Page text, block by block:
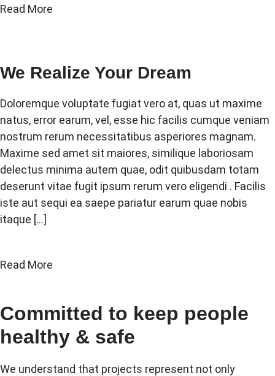
Read More
We Realize Your Dream
Doloremque voluptate fugiat vero at, quas ut maxime
natus, error earum, vel, esse hic facilis cumque veniam
nostrum rerum necessitatibus asperiores magnam.
Maxime sed amet sit maiores, similique laboriosam
delectus minima autem quae, odit quibusdam totam
deserunt vitae fugit ipsum rerum vero eligendi . Facilis
iste aut sequi ea saepe pariatur earum quae nobis
itaque […]
Read More
Committed to keep people
healthy & safe
We understand that projects represent not only